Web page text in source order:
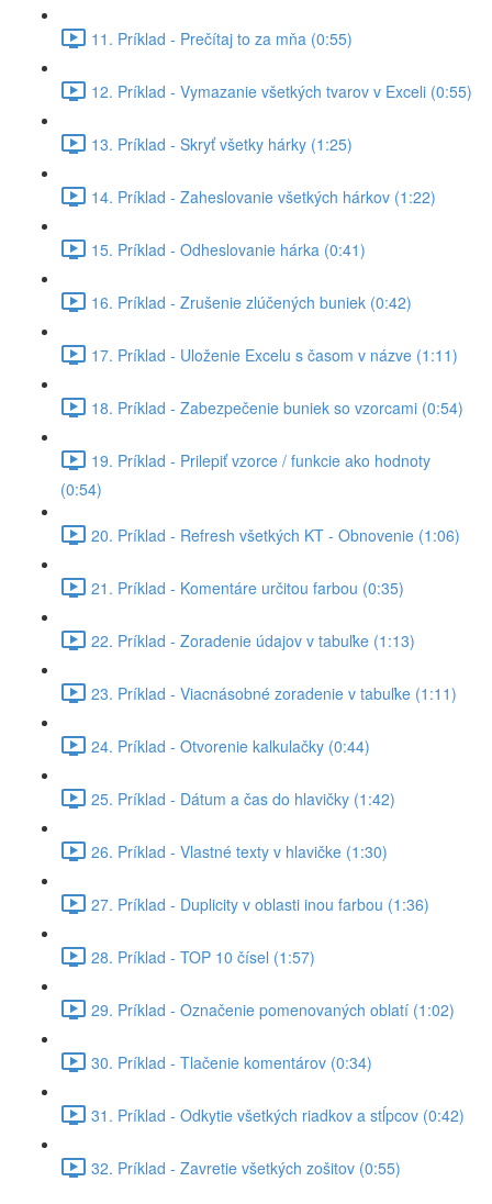
11. Príklad - Prečítaj to za mňa (0:55)
12. Príklad - Vymazanie všetkých tvarov v Exceli (0:55)
13. Príklad - Skryť všetky hárky (1:25)
14. Príklad - Zaheslovanie všetkých hárkov (1:22)
15. Príklad - Odheslovanie hárka (0:41)
16. Príklad - Zrušenie zlúčených buniek (0:42)
17. Príklad - Uloženie Excelu s časom v názve (1:11)
18. Príklad - Zabezpečenie buniek so vzorcami (0:54)
19. Príklad - Prilepiť vzorce / funkcie ako hodnoty
(0:54)
20. Príklad - Refresh všetkých KT - Obnovenie (1:06)
21. Príklad - Komentáre určitou farbou (0:35)
22. Príklad - Zoradenie údajov v tabuľke (1:13)
23. Príklad - Viacnásobné zoradenie v tabuľke (1:11)
24. Príklad - Otvorenie kalkulačky (0:44)
25. Príklad - Dátum a čas do hlavičky (1:42)
26. Príklad - Vlastné texty v hlavičke (1:30)
27. Príklad - Duplicity v oblasti inou farbou (1:36)
28. Príklad - TOP 10 čísel (1:57)
29. Príklad - Označenie pomenovaných oblatí (1:02)
30. Príklad - Tlačenie komentárov (0:34)
31. Príklad - Odkytie všetkých riadkov a stĺpcov (0:42)
32. Príklad - Zavretie všetkých zošitov (0:55)